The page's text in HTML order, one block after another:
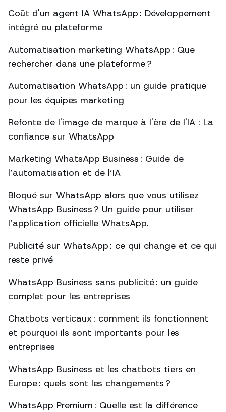
Coût d'un agent IA WhatsApp : Développement
intégré ou plateforme
Automatisation marketing WhatsApp : Que
rechercher dans une plateforme ?
Automatisation WhatsApp : un guide pratique
pour les équipes marketing
Refonte de l'image de marque à l'ère de l'IA : La
confiance sur WhatsApp
Marketing WhatsApp Business : Guide de
l’automatisation et de l’IA
Bloqué sur WhatsApp alors que vous utilisez
WhatsApp Business ? Un guide pour utiliser
l’application officielle WhatsApp.
Publicité sur WhatsApp : ce qui change et ce qui
reste privé
WhatsApp Business sans publicité : un guide
complet pour les entreprises
Chatbots verticaux : comment ils fonctionnent
et pourquoi ils sont importants pour les
entreprises
WhatsApp Business et les chatbots tiers en
Europe : quels sont les changements ?
WhatsApp Premium : Quelle est la différence